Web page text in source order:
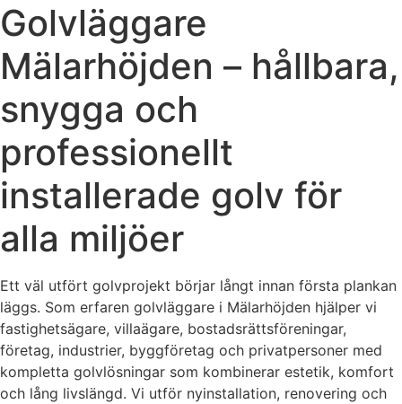
Golvläggare
Mälarhöjden – hållbara,
snygga och
professionellt
installerade golv för
alla miljöer
Ett väl utfört golvprojekt börjar långt innan första plankan
läggs. Som erfaren golvläggare i Mälarhöjden hjälper vi
fastighetsägare, villaägare, bostadsrättsföreningar,
företag, industrier, byggföretag och privatpersoner med
kompletta golvlösningar som kombinerar estetik, komfort
och lång livslängd. Vi utför nyinstallation, renovering och